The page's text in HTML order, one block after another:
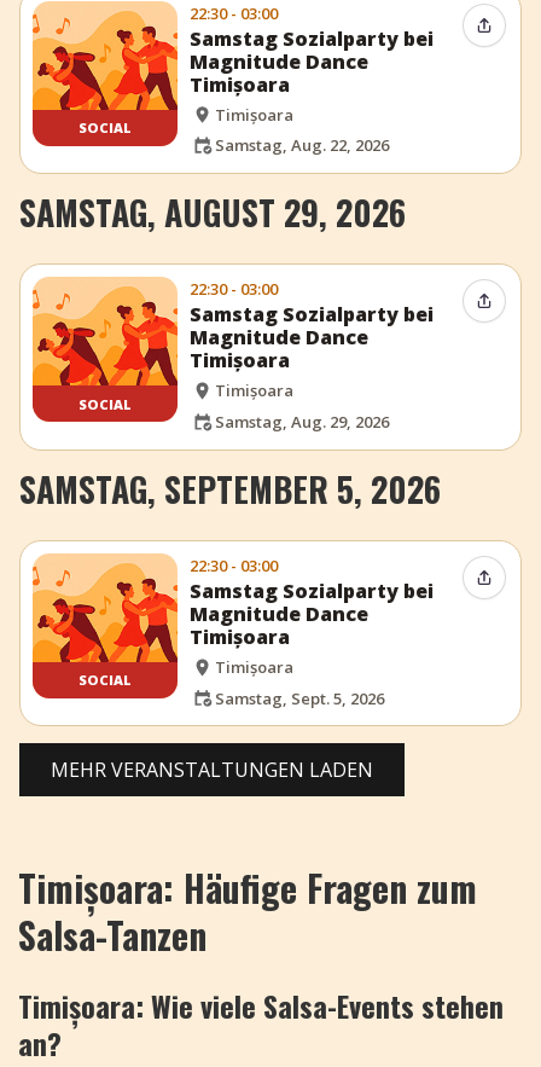
SOCIAL
22:30 - 03:00
Samstag Sozialparty bei
Magnitude Dance
Timișoara
Timișoara
Samstag, Aug. 22, 2026
Event
SAMSTAG, AUGUST 29, 2026
SOCIAL
22:30 - 03:00
Samstag Sozialparty bei
Magnitude Dance
Timișoara
Timișoara
Samstag, Aug. 29, 2026
Event
SAMSTAG, SEPTEMBER 5, 2026
SOCIAL
22:30 - 03:00
Samstag Sozialparty bei
Magnitude Dance
Timișoara
Timișoara
Samstag, Sept. 5, 2026
Event
MEHR VERANSTALTUNGEN LADEN
Timișoara: Häufige Fragen zum
Salsa-Tanzen
Timișoara: Wie viele Salsa-Events stehen
an?